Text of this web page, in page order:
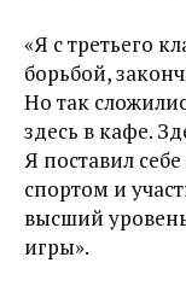
«Я с третьего
борьбой,
Но так
здесь в кафе.
Я поставил
спортом и
высший
игры».